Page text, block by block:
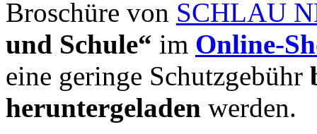
Broschüre von SCHLAU
und Schule“ im Online-
eine geringe Schutzgebühr
heruntergeladen werden.